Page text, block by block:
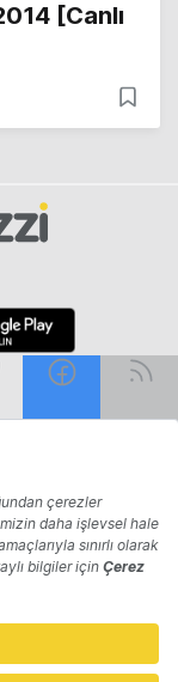
[Canlı
Reklam
Politikası